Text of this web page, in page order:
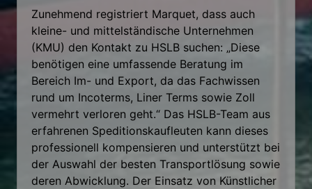
Zunehmend registriert Marquet, dass auch
kleine- und mittelständische Unternehmen
(KMU) den Kontakt zu HSLB suchen: „Diese
benötigen eine umfassende Beratung im
Bereich Im- und Export, da das Fachwissen
rund um Incoterms, Liner Terms sowie Zoll
vermehrt verloren geht.“ Das HSLB-Team aus
erfahrenen Speditionskaufleuten kann dieses
professionell kompensieren und unterstützt bei
der Auswahl der besten Transportlösung sowie
deren Abwicklung. Der Einsatz von Künstlicher